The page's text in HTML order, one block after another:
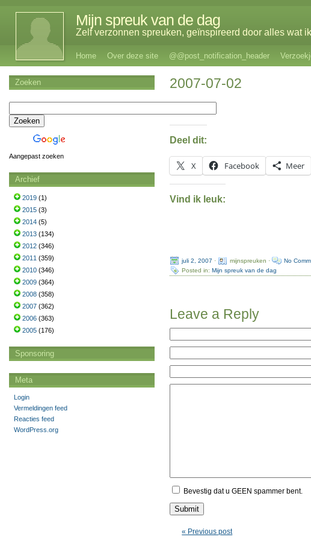
Mijn spreuk van de dag
Zelf verzonnen spreuken, geïnspireerd door alles wat
Home Over deze site @@post_notification_header
2007-07-02
Deel dit:
X Facebook Meer
Vind ik leuk:
juli 2, 2007 · mijnspreuken ·
No
Posted in:Mijn spreuk van de dag
Leave a Reply
Bevestig dat u GEEN spammer bent.
« Previous post
Zoeken
Aangepast zoeken
Archief
2019 (1)
2015 (3)
2014 (5)
2013 (134)
2012 (346)
2011 (359)
2010 (346)
2009 (364)
2008 (358)
2007 (362)
2006 (363)
2005 (176)
Sponsoring
Meta
Login
Vermeldingen feed
Reacties feed
WordPress.org